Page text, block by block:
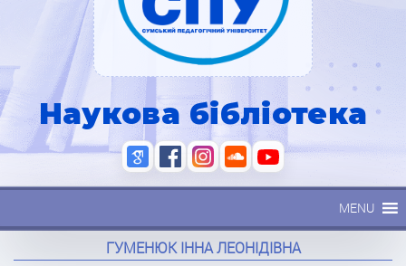
Наукова бібліотека
MENU
ГУМЕНЮК ІННА ЛЕОНІДІВНА